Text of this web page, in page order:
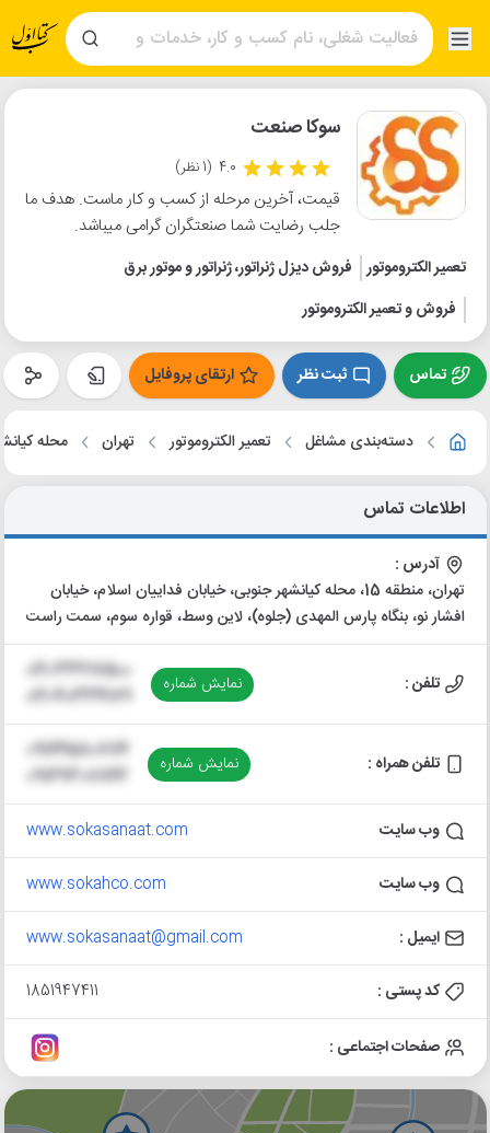
سوکا صنعت
4.0 (1 نظر)
قیمت، آخرین مرحله از کسب و کار ماست. هدف ما
جلب رضایت شما صنعتگران گرامی میباشد.
تعمیر الکتروموتور فروش دیزل ژنراتور، ژنراتور و موتور برق
فروش و تعمیر الکتروموتور
تماس ثبت نظر ارتقای پروفایل
دسته‌بندی مشاغل تعمیر الکتروموتور تهران محله
اطلاعات تماس
آدرس :
تهران، منطقه 15، محله کیانشهر جنوبی، خیابان فداییان اسلام، خیابان
افشار نو، بنگاه پارس المهدی (جلوه)، لاین وسط، قواره سوم، سمت راست
تلفن : نمایش شماره
021-33617500
021-40334179
تلفن همراه : نمایش شماره
09124580774
09129307842
وب سایت www.sokasanaat.com
وب سایت www.sokahco.com
ایمیل : www.sokasanaat@gmail.com
کد پستی : 1851947411
صفحات اجتماعی :